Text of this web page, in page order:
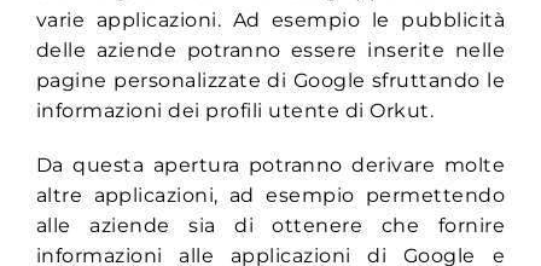
varie applicazioni. Ad esempio le pubblicità
delle aziende potranno essere inserite nelle
pagine personalizzate di Google sfruttando le
informazioni dei profili utente di Orkut.
Da questa apertura potranno derivare molte
altre applicazioni, ad esempio permettendo
alle aziende sia di ottenere che fornire
informazioni alle applicazioni di Google e